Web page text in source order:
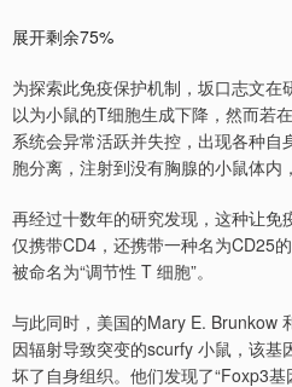
展开剩余75%
为探索此免疫保护机制，坂口志文在
以为小鼠的T细胞生成下降，然而若
系统会异常活跃并失控，出现各种自
胞分离，注射到没有胸腺的小鼠体内
再经过十数年的研究发现，这种让免
仅携带CD4，还携带一种名为CD25
被命名为“调节性 T 细胞”。
与此同时，美国的Mary E. Brunkow
因辐射导致突变的scurfy 小鼠，该基
坏了自身组织。他们发现了“Foxp3